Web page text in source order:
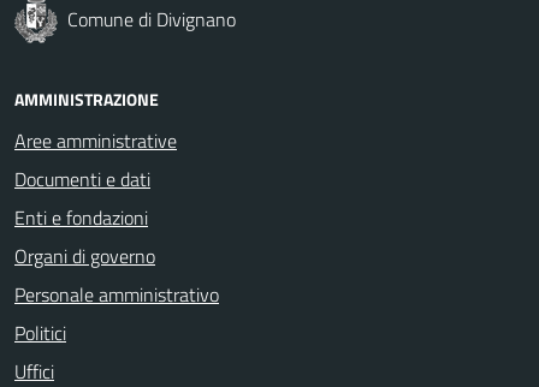
Comune di Divignano
AMMINISTRAZIONE
Aree amministrative
Documenti e dati
Enti e fondazioni
Organi di governo
Personale amministrativo
Politici
Uffici